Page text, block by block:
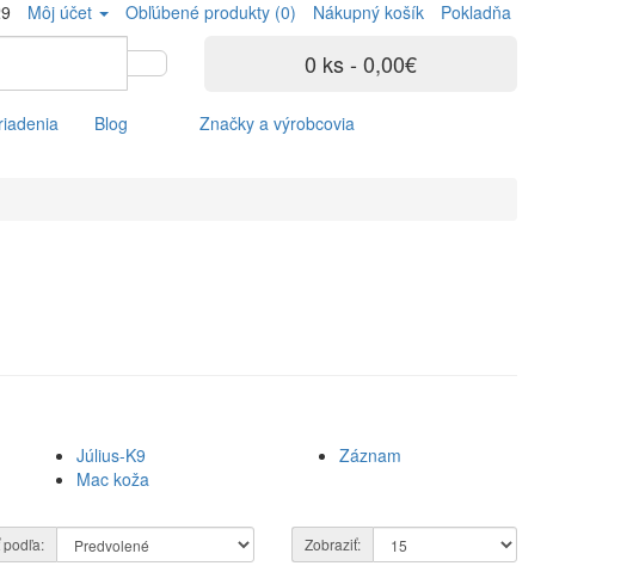
Môj účet Obľúbené produkty (0) Nákupný košík Pokladňa
0 ks - 0,00€
Blog Značky a výrobcovia
Július-K9
Mac koža
Záznam
podľa: Zobraziť: